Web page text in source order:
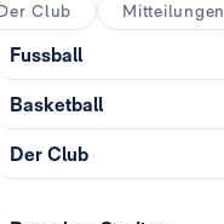
Club
Mitteilungen
Fussball
Basketball
Der Club